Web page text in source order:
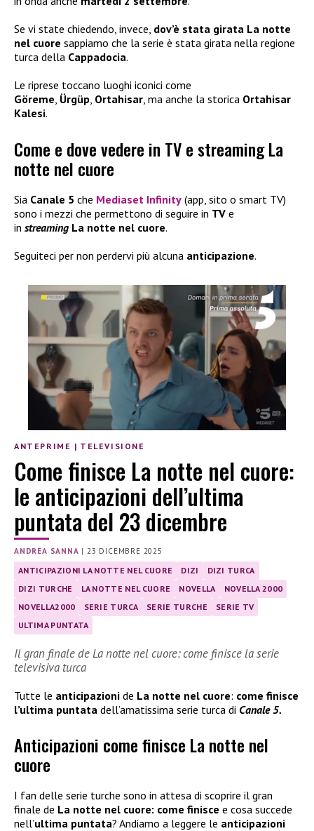
Se vi state chiedendo, invece, dov’è stata girata La notte
nel cuore sappiamo che la serie è stata girata nella regione
turca della Cappadocia.
Le riprese toccano luoghi iconici come
Göreme, Ürgüp, Ortahisar, ma anche la storica Ortahisar
Kalesi.
Come e dove vedere in TV e streaming La
notte nel cuore
Sia Canale 5 che Mediaset Infinity (app, sito o smart TV)
sono i mezzi che permettono di seguire in TV e
in streaming La notte nel cuore.
Seguiteci per non perdervi più alcuna anticipazione.
ANTEPRIME | TELEVISIONE
Come finisce La notte nel cuore:
le anticipazioni dell’ultima
puntata del 23 dicembre
ANDREA SANNA |23 DICEMBRE 2025
ANTICIPAZIONI LA NOTTE NEL CUORE DIZI
DIZI TURCA
DIZI TURCHE
LA NOTTE NEL CUORE NOVELLA
NOVELLA 2000
NOVELLA2000
SERIE TURCA SERIE TURCHE
SERIE TV
ULTIMA PUNTATA
Il gran finale de La notte nel cuore: come finisce la serie
televisiva turca
Tutte le anticipazioni de La notte nel cuore: come finisce
l’ultima puntata dell’amatissima serie turca di Canale 5.
Anticipazioni come finisce La notte nel
cuore
I fan delle serie turche sono in attesa di scoprire il gran
finale de La notte nel cuore: come finisce e cosa succede
nell’ultima puntata? Andiamo a leggere le anticipazioni